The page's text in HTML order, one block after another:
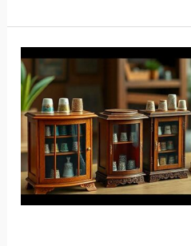
Vitrina
dedales
barata:
Guía
para
encontrar
la